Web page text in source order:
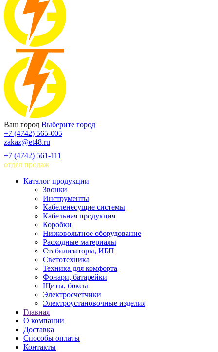
Ваш город Выберите город
+7 (4742) 565-005
zakaz@et48.ru
+7 (4742) 561-111
отдел продаж
Каталог продукции
Звонки
Инструменты
Кабеленесущие системы
Кабельная продукция
Коробки
Низковольтное оборудование
Расходные материалы
Стабилизаторы, ИБП
Светотехника
Техника для комфорта
Фонари, батарейки
Щиты, боксы
Электросчетчики
Электроустановочные изделия
Главная
О компании
Доставка
Способы оплаты
Контакты